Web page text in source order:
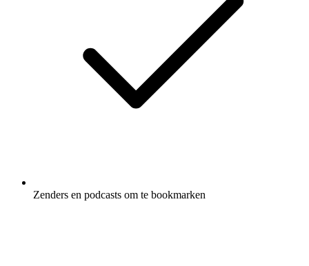
Zenders en podcasts om te bookmarken